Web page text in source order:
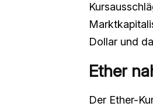
Dollar und
Ether
Der Ether-